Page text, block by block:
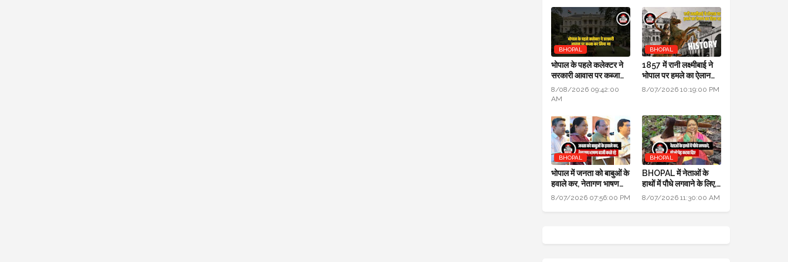
BHOPAL
भोपाल के पहले कलेक्टर ने
सरकारी आवास पर कब्जा
कर लिया था, हाई कोर्ट में
हुआ खुलासा
8/08/2026 09:42:00
AM
BHOPAL
1857 में रानी लक्ष्मीबाई ने
भोपाल पर हमले का ऐलान
कर दिया था, बेगम ने रानी को
8/07/2026 10:19:00 PM
BHOPAL
भोपाल में जनता को बाबुओं के
हवाले कर, नेतागण भाषण
बाजी करते रहे: मुख्यमंत्री
8/07/2026 07:56:00 PM
BHOPAL
BHOPAL में नेताओं के
हाथों में पौधे लगवाने के लिए,
700 हरे भरे पेड़ कटवा दिए
8/07/2026 11:30:00 AM